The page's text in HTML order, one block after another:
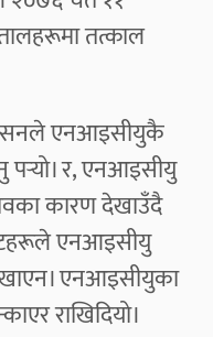
तत्काल
एनआइसीयुकै
पर्‍यो। र, एनआइसीयु
कारण देखाउँदै
एनआइसीयु
एनआइसीयुका
राखिदियो।